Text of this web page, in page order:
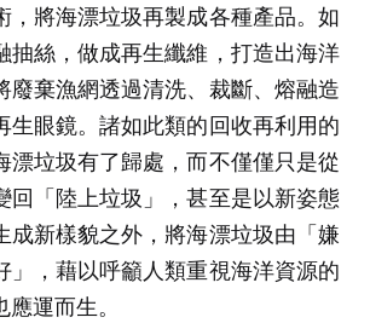
，將海漂垃圾再製成各種產品。如
抽絲，做成再生纖維，打造出海洋
廢棄漁網透過清洗、裁斷、熔融造
生眼鏡。諸如此類的回收再利用的
漂垃圾有了歸處，而不僅僅只是從
回「陸上垃圾」，甚至是以新姿態
成新樣貌之外，將海漂垃圾由「嫌
」，藉以呼籲人類重視海洋資源的
應運而生。